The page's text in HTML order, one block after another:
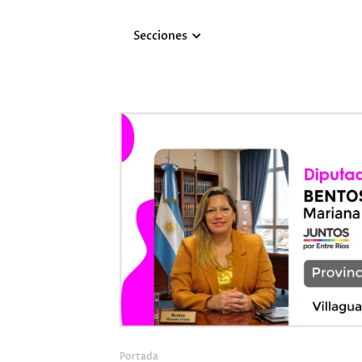
Secciones
Portada